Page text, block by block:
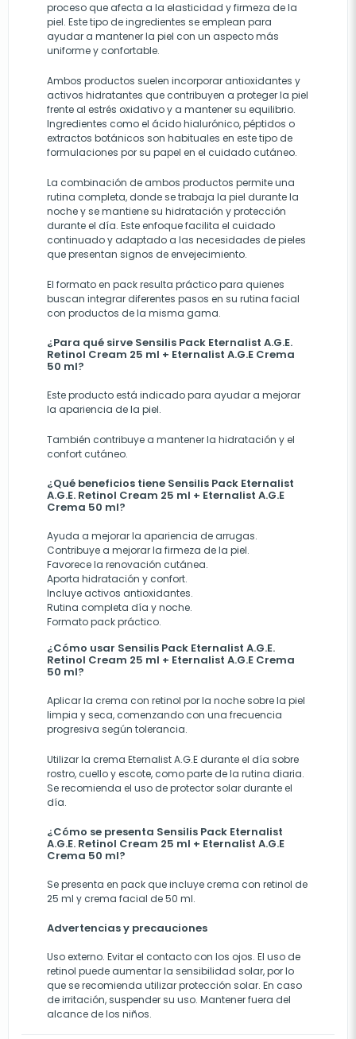
proceso que afecta a la elasticidad y firmeza de la
piel. Este tipo de ingredientes se emplean para
ayudar a mantener la piel con un aspecto más
uniforme y confortable.
Ambos productos suelen incorporar antioxidantes y
activos hidratantes que contribuyen a proteger la piel
frente al estrés oxidativo y a mantener su equilibrio.
Ingredientes como el ácido hialurónico, péptidos o
extractos botánicos son habituales en este tipo de
formulaciones por su papel en el cuidado cutáneo.
La combinación de ambos productos permite una
rutina completa, donde se trabaja la piel durante la
noche y se mantiene su hidratación y protección
durante el día. Este enfoque facilita el cuidado
continuado y adaptado a las necesidades de pieles
que presentan signos de envejecimiento.
El formato en pack resulta práctico para quienes
buscan integrar diferentes pasos en su rutina facial
con productos de la misma gama.
¿Para qué sirve Sensilis Pack Eternalist A.G.E.
Retinol Cream 25 ml + Eternalist A.G.E Crema
50 ml?
Este producto está indicado para ayudar a mejorar
la apariencia de la piel.
También contribuye a mantener la hidratación y el
confort cutáneo.
¿Qué beneficios tiene Sensilis Pack Eternalist
A.G.E. Retinol Cream 25 ml + Eternalist A.G.E
Crema 50 ml?
Ayuda a mejorar la apariencia de arrugas.
Contribuye a mejorar la firmeza de la piel.
Favorece la renovación cutánea.
Aporta hidratación y confort.
Incluye activos antioxidantes.
Rutina completa día y noche.
Formato pack práctico.
¿Cómo usar Sensilis Pack Eternalist A.G.E.
Retinol Cream 25 ml + Eternalist A.G.E Crema
50 ml?
Aplicar la crema con retinol por la noche sobre la piel
limpia y seca, comenzando con una frecuencia
progresiva según tolerancia.
Utilizar la crema Eternalist A.G.E durante el día sobre
rostro, cuello y escote, como parte de la rutina diaria.
Se recomienda el uso de protector solar durante el
día.
¿Cómo se presenta Sensilis Pack Eternalist
A.G.E. Retinol Cream 25 ml + Eternalist A.G.E
Crema 50 ml?
Se presenta en pack que incluye crema con retinol de
25 ml y crema facial de 50 ml.
Advertencias y precauciones
Uso externo. Evitar el contacto con los ojos. El uso de
retinol puede aumentar la sensibilidad solar, por lo
que se recomienda utilizar protección solar. En caso
de irritación, suspender su uso. Mantener fuera del
alcance de los niños.